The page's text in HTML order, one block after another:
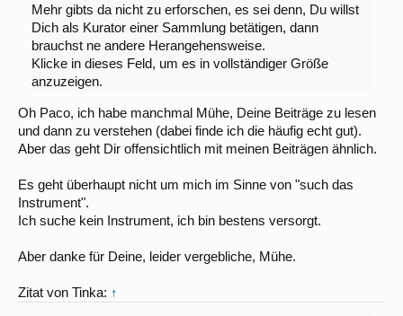
Mehr gibts da nicht zu erforschen, es sei denn, Du willst
Dich als Kurator einer Sammlung betätigen, dann
brauchst ne andere Herangehensweise.
Klicke in dieses Feld, um es in vollständiger Größe
anzuzeigen.
Oh Paco, ich habe manchmal Mühe, Deine Beiträge zu lesen
und dann zu verstehen (dabei finde ich die häufig echt gut).
Aber das geht Dir offensichtlich mit meinen Beiträgen ähnlich.
Es geht überhaupt nicht um mich im Sinne von "such das
Instrument".
Ich suche kein Instrument, ich bin bestens versorgt.
Aber danke für Deine, leider vergebliche, Mühe.
Zitat von Tinka: ↑